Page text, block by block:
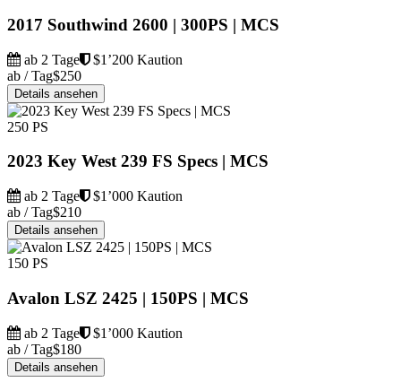
2017 Southwind 2600 | 300PS | MCS
ab 2 Tage
$1’200 Kaution
ab / Tag$250
Details ansehen
250 PS
2023 Key West 239 FS Specs | MCS
ab 2 Tage
$1’000 Kaution
ab / Tag$210
Details ansehen
150 PS
Avalon LSZ 2425 | 150PS | MCS
ab 2 Tage
$1’000 Kaution
ab / Tag$180
Details ansehen